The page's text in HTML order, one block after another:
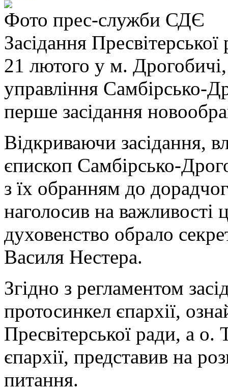
Фото прес-служби СДЄ
Засідання Пресвітерської
21 лютого у м.
управління Самбірсько-
перше засідання
Відкриваючи засідання,
єпископ Самбірсько-
з їх обранням до
наголосив на важливості
духовенство обрало
Василя Нестера.
Згідно з регламентом
протосинкел єпархії,
Пресвітерської ради, а
єпархії, представив на
питання.